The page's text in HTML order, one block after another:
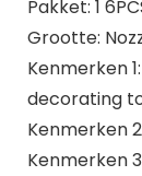
Pakket: 1
Grootte:
Kenmerken
decorating
Kenmerken
Kenmerken